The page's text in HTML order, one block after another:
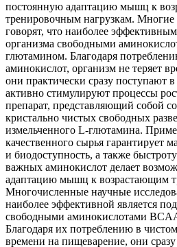
постоянную адаптацию мышц к
тренировочным нагрузкам. Многие
говорят, что наиболее
организма свободными
глютамином. Благодаря
аминокислот, организм не теряет
они практически сразу
активно стимулируют процессы
препарат, представляющий собой
кристально чистых свободных
измельченного L-глютамина.
качественного сырья гарантирует
и биодоступность, а также
важных аминокислот делает
адаптацию мышц к возрастающим
Многочисленные научные
наиболее эффективной является
свободными аминокислотами
Благодаря их потреблению в
времени на пищеварение, они